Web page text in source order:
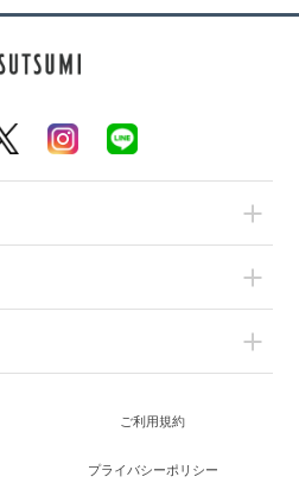
ご利用規約
プライバシーポリシー